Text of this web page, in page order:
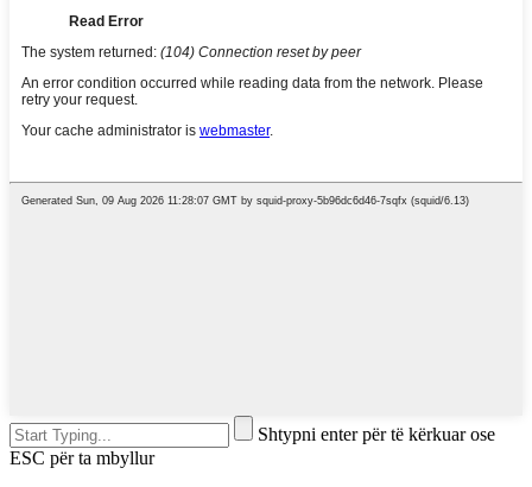
Shtypni enter për të kërkuar ose
ESC për ta mbyllur